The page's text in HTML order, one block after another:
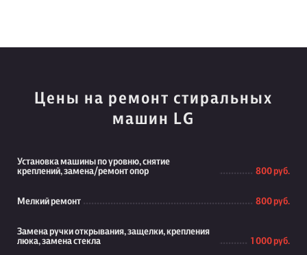
Цены на ремонт стиральных
машин LG
Установка машины по уровню, снятие
креплений, замена/ремонт опор
800 руб.
Мелкий ремонт 800 руб.
Замена ручки открывания, защелки, крепления
люка, замена стекла
1 000 руб.